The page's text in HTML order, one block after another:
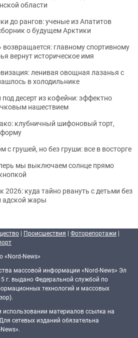
области
до рангов: ученые из Апатитов
о будущем Арктики
главному спортивному
вернут историческое имя
ленивая овощная лазанья с
в холодильнике
десерт из кофейни: эффектно
нашествием
клубничный шифоновый торт,
с грушей, но без груши: все в восторге
мы выключаем солнце прямо
2026: куда тайно рвануть с детьми без
адской жары
| Происшествия | Фоторепортажи |
«Nord-News»
массовой информации «Nord-News» Эл
г. выдано Федеральной службой по
технологий и массовых
материалов ссылка на
сетевых изданий обязательна